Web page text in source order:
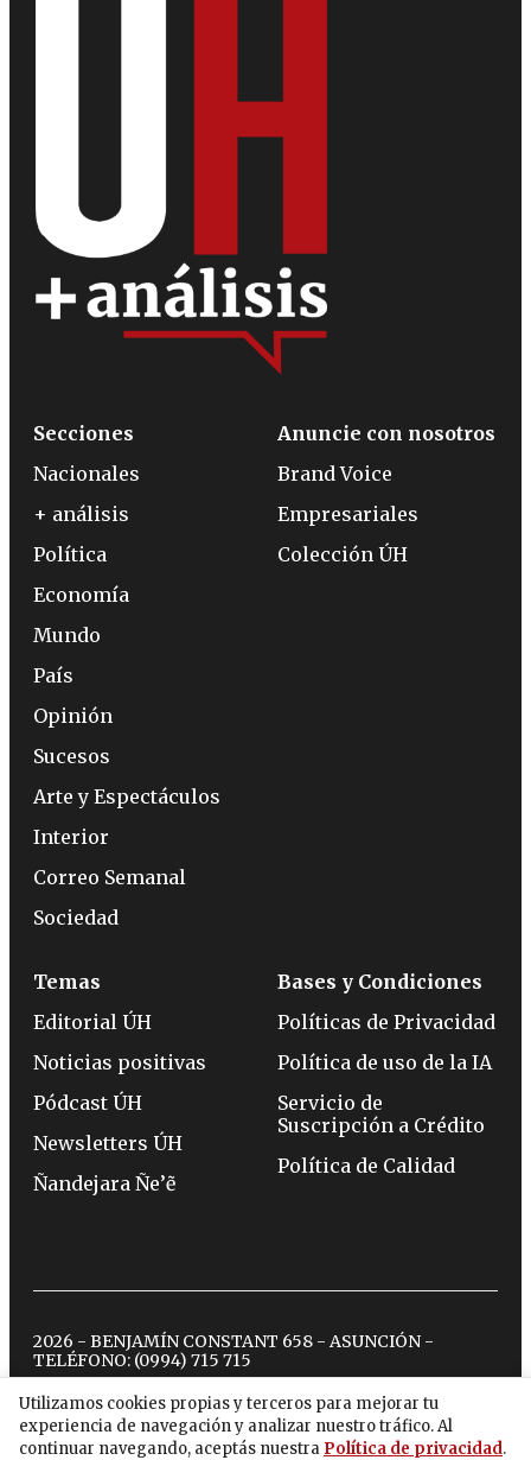
Utilizamos cookies propias y terceros para mejorar tu
experiencia de navegación y analizar nuestro tráfico. Al
continuar navegando, aceptás nuestra Política de privacidad.
Secciones
Nacionales
+ análisis
Política
Economía
Mundo
País
Opinión
Sucesos
Arte y Espectáculos
Interior
Correo Semanal
Sociedad
Anuncie con nosotros
Brand Voice
Empresariales
Colección ÚH
Temas
Editorial ÚH
Noticias positivas
Pódcast ÚH
Newsletters ÚH
Ñandejara Ñe’ẽ
Bases y Condiciones
Políticas de Privacidad
Política de uso de la IA
Servicio de
Suscripción a Crédito
Política de Calidad
2026 - BENJAMÍN CONSTANT 658 - ASUNCIÓN -
TELÉFONO: (0994) 715 715
twitterinstagram
facebook
tiktokyoutubespotify